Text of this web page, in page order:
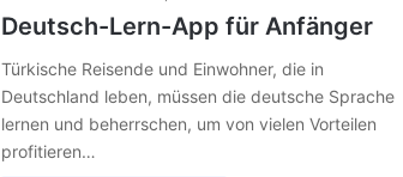
Deutsch-Lern-App für Anfänger
Türkische Reisende und Einwohner, die in
Deutschland leben, müssen die deutsche Sprache
lernen und beherrschen, um von vielen Vorteilen
profitieren…